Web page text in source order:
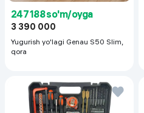
247 188 so'm/oyga
3 390 000
Yugurish yo'lagi Genau S50 Slim,
qora